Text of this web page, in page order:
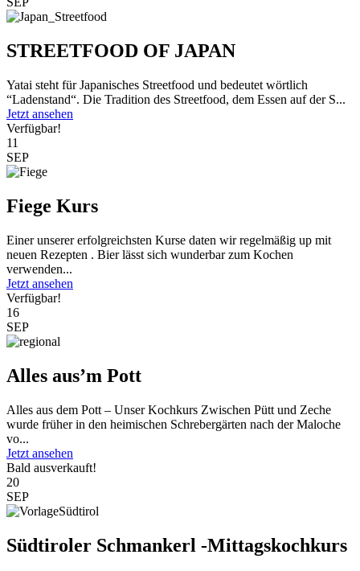
STREETFOOD OF JAPAN
Yatai steht für Japanisches Streetfood und bedeutet wörtlich
“Ladenstand“. Die Tradition des Streetfood, dem Essen auf der S...
Jetzt ansehen
Verfügbar!
11
SEP
Fiege Kurs
Einer unserer erfolgreichsten Kurse daten wir regelmäßig up mit
neuen Rezepten . Bier lässt sich wunderbar zum Kochen
verwenden...
Jetzt ansehen
Verfügbar!
16
SEP
Alles aus’m Pott
Alles aus dem Pott – Unser Kochkurs Zwischen Pütt und Zeche
wurde früher in den heimischen Schrebergärten nach der Maloche
vo...
Jetzt ansehen
Bald ausverkauft!
20
SEP
Südtiroler Schmankerl -Mittagskochkurs